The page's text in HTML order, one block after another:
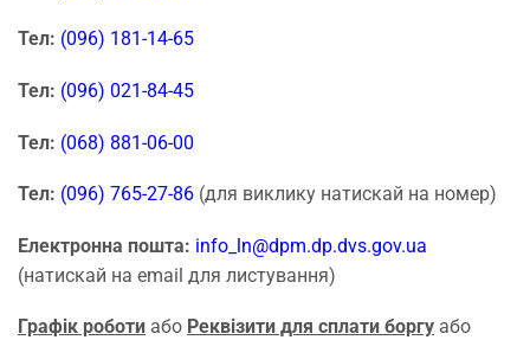
Тел: (096) 181-14-65
Тел: (096) 021-84-45
Тел: (068) 881-06-00
Тел: (096) 765-27-86 (для виклику натискай на номер)
Електронна пошта: info_ln@dpm.dp.dvs.gov.ua
(натискай на email для листування)
Графік роботи або Реквізити для сплати боргу або